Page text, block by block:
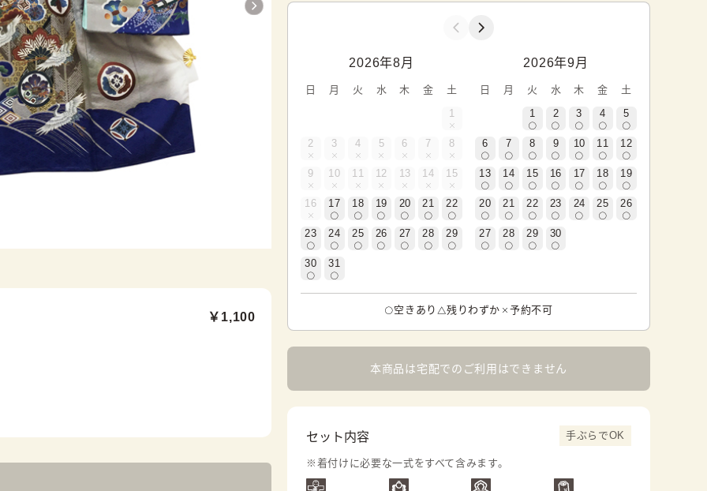
￥1,100
2026年8月
日 月 火 水 木 金
土
1
2 3 4 5 6 7 8
9 10 11 12 13 14 15
16 17 18 19 20 21 22
23 24 25 26 27 28 29
30 31
2026年9月
日 月 火 水 木 金
土
1
2 3 4 5
6 7 8 9 10 11 12
13 14 15 16 17 18 19
20 21 22 23 24 25 26
27 28 29 30
空きあり 残りわずか 予約不可
本商品は宅配でのご利用はできません
セット内容 手ぶらでOK
※着付けに必要な一式をすべて含みます。